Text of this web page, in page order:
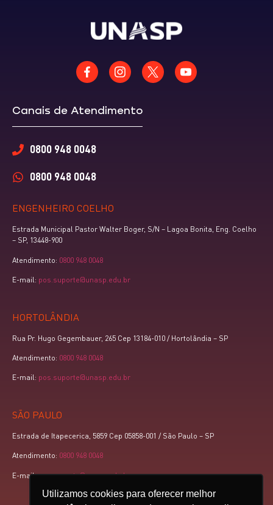
Utilizamos cookies para oferecer melhor
ENGENHEIRO COELHO
Estrada Municipal Pastor Walter Boger, S/N – Lagoa Bonita, Eng. Coelho
– SP, 13448-900
Atendimento: 0800 948 0048
E-mail: pos.suporte@unasp.edu.br
HORTOLÂNDIA
Rua Pr. Hugo Gegembauer, 265 Cep 13184-010 / Hortolândia – SP
Atendimento: 0800 948 0048
E-mail: pos.suporte@unasp.edu.br
SÃO PAULO
Estrada de Itapecerica, 5859 Cep 05858-001 / São Paulo – SP
Atendimento: 0800 948 0048
E-mail:pos.suporte@unasp.edu.br
Canais de Atendimento
0800 948 0048
0800 948 0048